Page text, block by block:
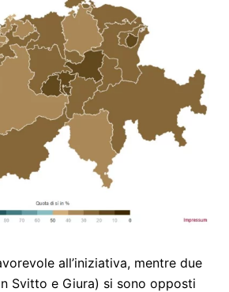
all’iniziativa, mentre due
Svitto e Giura) si sono opposti